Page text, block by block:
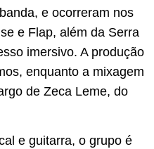
e ocorreram nos
e Flap, além da Serra
imersivo. A produção
enquanto a mixagem
de Zeca Leme, do
e guitarra, o grupo é